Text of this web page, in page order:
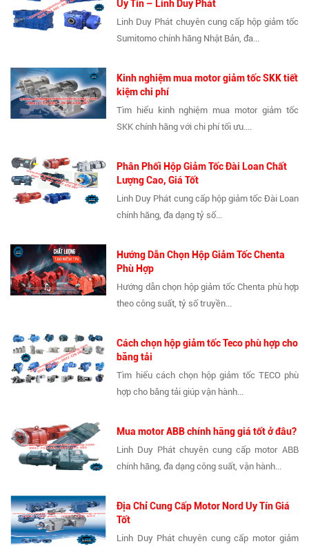
Uy Tín – Linh Duy Phát
Linh Duy Phát chuyên cung cấp hộp giảm tốc
Sumitomo chính hãng Nhật Bản, đa...
Kinh nghiệm mua motor giảm tốc SKK tiết
kiệm chi phí
Tìm hiểu kinh nghiệm mua motor giảm tốc
SKK chính hãng với chi phí tối ưu....
Phân Phối Hộp Giảm Tốc Đài Loan Chất
Lượng Cao, Giá Tốt
Linh Duy Phát cung cấp hộp giảm tốc Đài Loan
chính hãng, đa dạng tỷ số...
Hướng Dẫn Chọn Hộp Giảm Tốc Chenta
Phù Hợp
Hướng dẫn chọn hộp giảm tốc Chenta phù hợp
theo công suất, tỷ số truyền...
Cách chọn hộp giảm tốc Teco phù hợp cho
băng tải
Tìm hiểu cách chọn hộp giảm tốc TECO phù
hợp cho băng tải giúp vận hành...
Mua motor ABB chính hãng giá tốt ở đâu?
Linh Duy Phát chuyên cung cấp motor ABB
chính hãng, đa dạng công suất, vận hành...
Địa Chỉ Cung Cấp Motor Nord Uy Tín Giá
Tốt
Linh Duy Phát chuyên cung cấp motor giảm